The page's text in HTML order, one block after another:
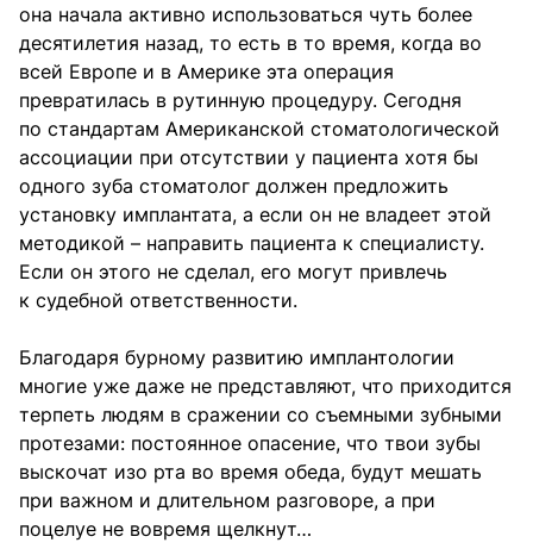
она начала активно использоваться чуть более
десятилетия назад, то есть в то время, когда во
всей Европе и в Америке эта операция
превратилась в рутинную процедуру. Сегодня
по стандартам Американской стоматологической
ассоциации при отсутствии у пациента хотя бы
одного зуба стоматолог должен предложить
установку имплантата, а если он не владеет этой
методикой – направить пациента к специалисту.
Если он этого не сделал, его могут привлечь
к судебной ответственности.
Благодаря бурному развитию имплантологии
многие уже даже не представляют, что приходится
терпеть людям в сражении со съемными зубными
протезами: постоянное опасение, что твои зубы
выскочат изо рта во время обеда, будут мешать
при важном и длительном разговоре, а при
поцелуе не вовремя щелкнут…